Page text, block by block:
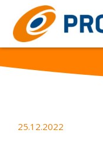
Skip to main content
25.12.2022